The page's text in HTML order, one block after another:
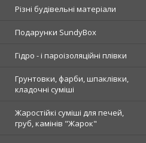
Різні будівельні матеріали
Подарунки SundyBox
Гідро - і пароізоляційні плівки
Грунтовки, фарби, шпаклівки,
кладочні суміші
Жаростійкі суміші для печей,
груб, камінів "Жарок"